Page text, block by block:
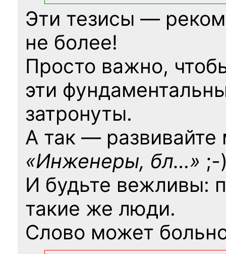
Эти тезисы —
не более!
Просто важно,
эти
затронуты.
А так — развивайте
«Инженеры, бл…» ;-
И будьте вежливы:
такие же люди.
Слово может